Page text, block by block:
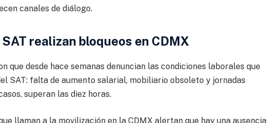
canales de diálogo.
realizan bloqueos en CDMX
que desde hace semanas denuncian las condiciones laborales que
SAT: falta de aumento salarial, mobiliario obsoleto y jornadas
superan las diez horas.
llaman a la movilización en la CDMX alertan que hay una ausencia